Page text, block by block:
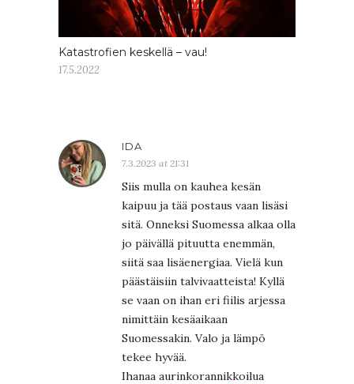
Katastrofien keskellä – vau!
17.5.2022
IDA
7.3.2023 at 21:31
Siis mulla on kauhea kesän
kaipuu ja tää postaus vaan lisäsi
sitä. Onneksi Suomessa alkaa olla
jo päivällä pituutta enemmän,
siitä saa lisäenergiaa. Vielä kun
päästäisiin talvivaatteista! Kyllä
se vaan on ihan eri fiilis arjessa
nimittäin kesäaikaan
Suomessakin. Valo ja lämpö
tekee hyvää.
Ihanaa aurinkorannikkoilua